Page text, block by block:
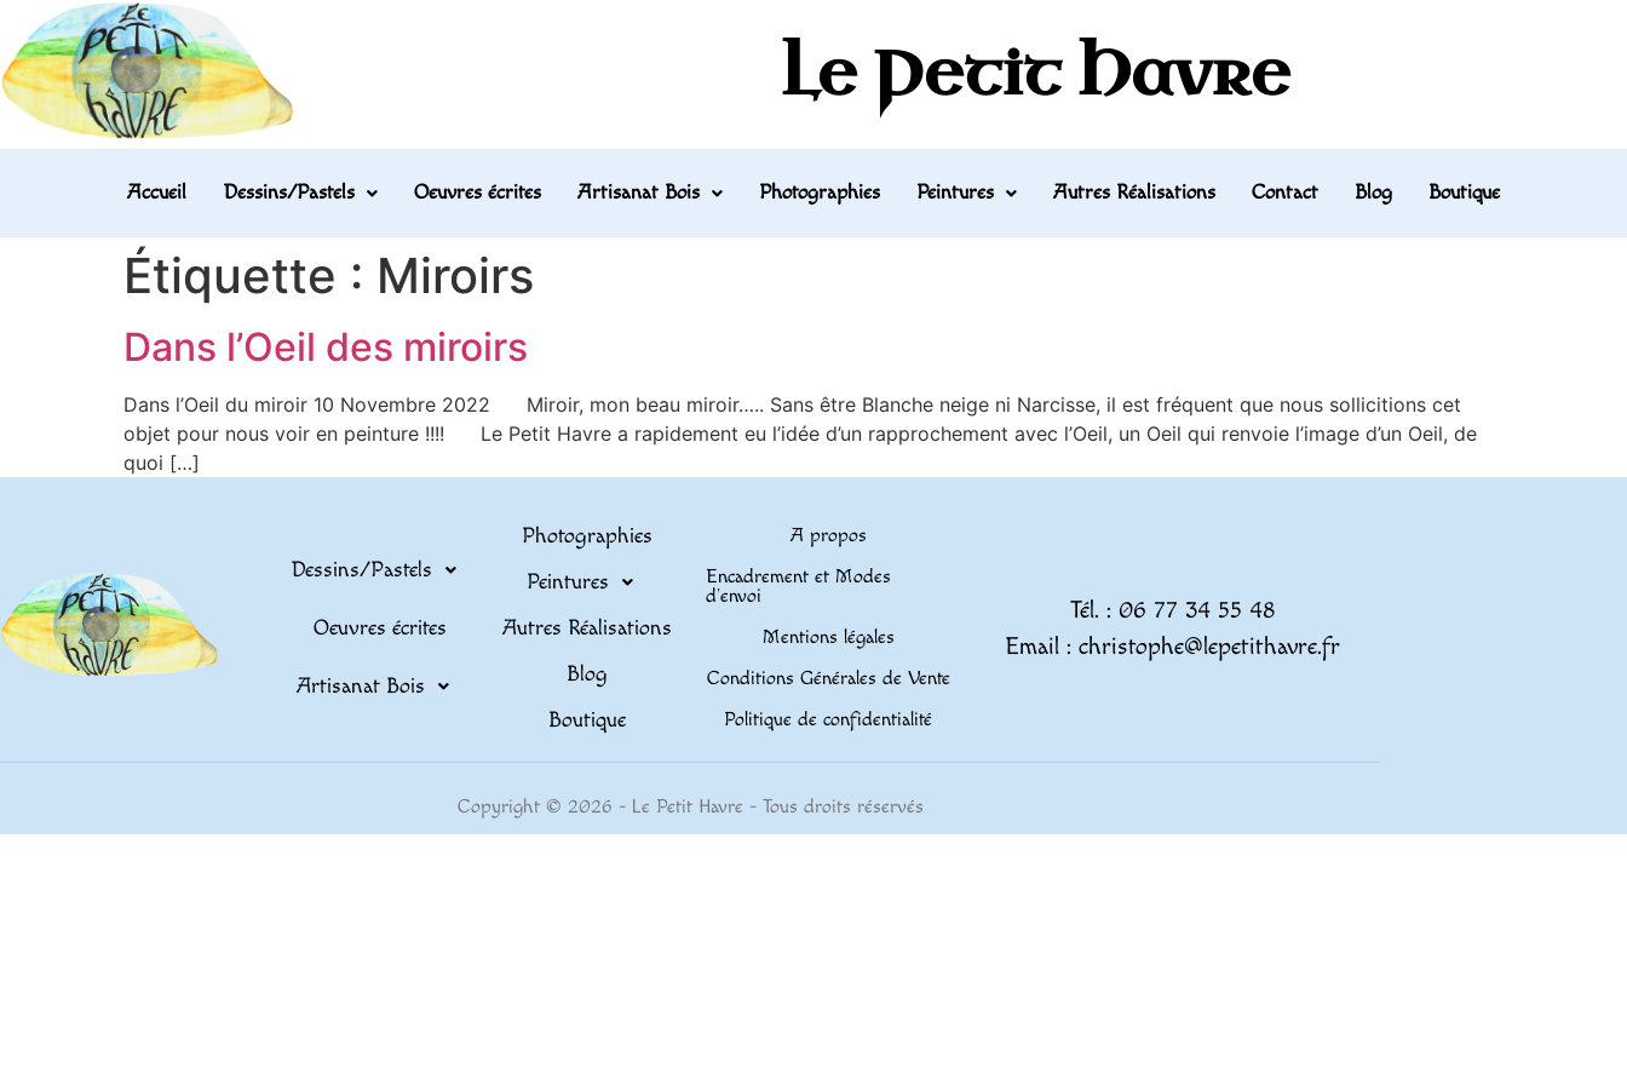
Le Petit Havre
Accueil Dessins/Pastels Oeuvres écrites Artisanat Bois Photographies Peintures Autres Réalisations Contact Blog Boutique
Étiquette : Miroirs
Dans l’Oeil des miroirs
Dans l’Oeil du miroir 10 Novembre 2022 Miroir, mon beau miroir….. Sans être Blanche neige ni Narcisse, il est fréquent que nous sollicitions cet
objet pour nous voir en peinture !!!! Le Petit Havre a rapidement eu l’idée d’un rapprochement avec l’Oeil, un Oeil qui renvoie l’image d’un Oeil, de
quoi […]
Dessins/Pastels
Oeuvres écrites
Artisanat Bois
Photographies
Peintures
Autres Réalisations
Blog
Boutique
A propos
Encadrement et Modes
d’envoi
Mentions légales
Conditions Générales de Vente
Politique de confidentialité
Tél. : 06 77 34 55 48
Email : christophe@lepetithavre.fr
Copyright © 2026 - Le Petit Havre - Tous droits réservés